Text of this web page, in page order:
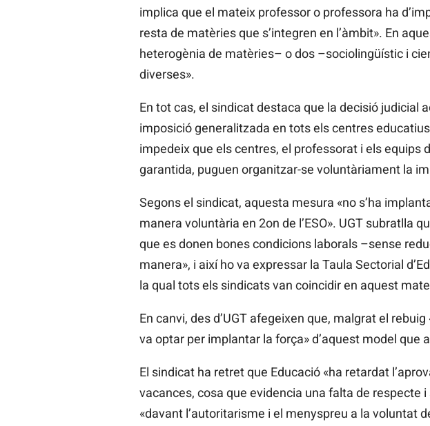
implica que el mateix professor o professora ha
resta de matèries que s’integren en l’àmbit». En
heterogènia de matèries– o dos –sociolingüístic i
diverses».
En tot cas, el sindicat destaca que la decisió judicial
imposició generalitzada en tots els centres
impedeix que els centres, el professorat i els equips
garantida, puguen organitzar-se voluntàriament la
Segons el sindicat, aquesta mesura «no s’ha
manera voluntària en 2on de l’ESO». UGT subratlla
que es donen bones condicions laborals –sense
manera», i així ho va expressar la Taula Sectorial
la qual tots els sindicats van coincidir en aquest
En canvi, des d’UGT afegeixen que, malgrat el
va optar per implantar la força» d’aquest model que
El sindicat ha retret que Educació «ha retardat
vacances, cosa que evidencia una falta de
«davant l’autoritarisme i el menyspreu a la voluntat